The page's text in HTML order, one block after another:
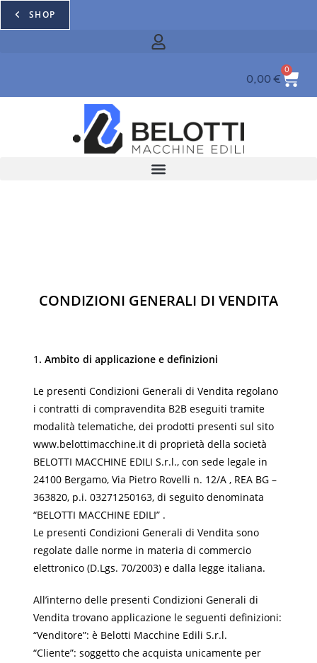
SHOP
0,00€
0
CONDIZIONI GENERALI DI VENDITA
1 . Ambito di applicazione e definizioni
Le presenti Condizioni Generali di Vendita regolano
i contratti di compravendita B2B eseguiti tramite
modalità telematiche, dei prodotti presenti sul sito
www.belottimacchine.it di proprietà della società
BELOTTI MACCHINE EDILI S.r.l., con sede legale in
24100 Bergamo, Via Pietro Rovelli n. 12/A , REA BG –
363820, p.i. 03271250163, di seguito denominata
“BELOTTI MACCHINE EDILI” .
Le presenti Condizioni Generali di Vendita sono
regolate dalle norme in materia di commercio
elettronico (D.Lgs. 70/2003) e dalla legge italiana.
All’interno delle presenti Condizioni Generali di
Vendita trovano applicazione le seguenti definizioni:
“Venditore”: è Belotti Macchine Edili S.r.l.
“Cliente”: soggetto che acquista unicamente per